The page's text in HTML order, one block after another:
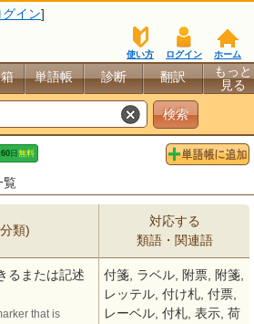
グイン]
ホーム
ログイン
使い方
単語帳 診断 翻訳
もっと
見る
覧
類)
対応する
類語・関連語
るまたは記述
that is
付箋, ラベル, 附票, 附箋,
レッテル, 付け札, 付票,
レーベル, 付札, 表示, 荷